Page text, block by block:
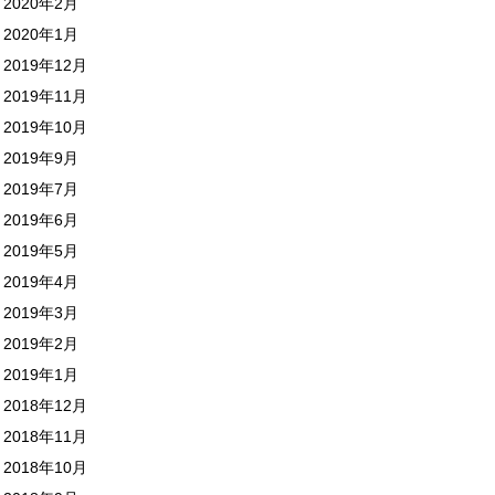
2020年1月
2019年12月
2019年11月
2019年10月
2019年9月
2019年7月
2019年6月
2019年5月
2019年4月
2019年3月
2019年2月
2019年1月
2018年12月
2018年11月
2018年10月